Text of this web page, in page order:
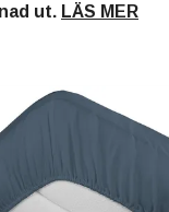
ut. LÄS MER